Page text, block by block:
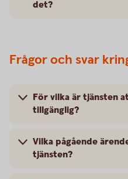
det?
Frågor och svar
För vilka är tjänsten
tillgänglig?
Vilka pågående
tjänsten?